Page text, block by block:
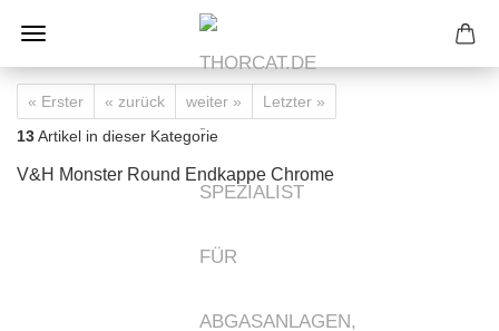
« Erster « zurück weiter »
Letzter »
13Artikel in dieser Kategorie
V&H Monster Round Endkappe Chrome